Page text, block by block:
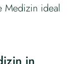
Medizin ideal